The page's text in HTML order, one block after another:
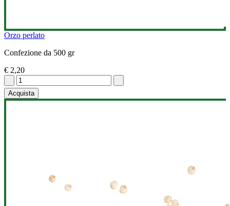
Orzo perlato
Confezione da 500 gr
€ 2,20
Acquista